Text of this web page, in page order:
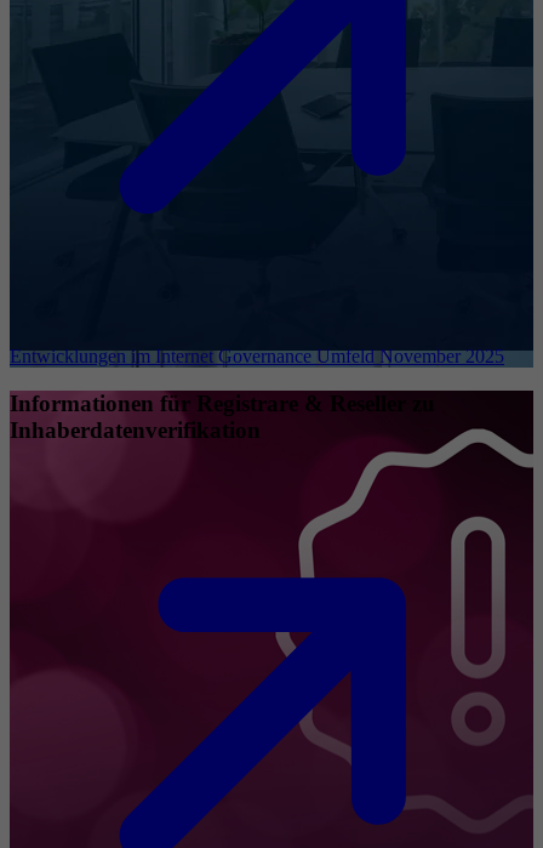
Entwicklungen im Internet Governance Umfeld November 2025
Informationen für Registrare & Reseller zu
Inhaberdatenverifikation